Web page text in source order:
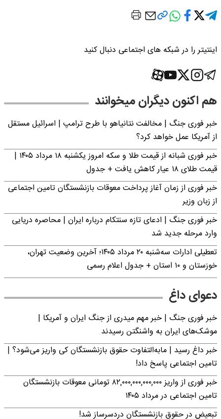
اینتیتر را در شبکه های اجتماعی دنبال کنید
هم اکنون دیگران میخوانند
خبر فوری جنگ | مخالفت نتانیاهو با طرح ترامپ | اسرائیل مستقل
از آمریکا عمل خواهد کرد؟
خبر فوری شبانه از قیمت طلا و سکه امروز یکشنبه ۱۸ مرداد ۱۴۰۵ |
قیمت طلای ۱۸ عیار کاهش یافت + جدول
خبر فوری از زمان آغاز پرداخت معوقات بازنشستگان تامین اجتماعی
از زبان وزیر
خبر فوری جنگ | ادعای تازه سنتکام درباره ایران | محاصره دریایی
وارد مرحله جدید شد
تعطیلی ادارات سه‌شنبه ۲۰ مرداد ۱۴۰۵؛ آخرین وضعیت تهران،
خوزستان و ۱۰ استان + جدول اعلام رسمی
دعوای داغ
خبر فوری جنگ | خبر مهم میدری از جنگ ایران و آمریکا |
موشک‌های ایران به واشنگتن رسیدند
خبر داغ رسید | مابه‌التفاوت حقوق بازنشستگان کی واریز می‌شود؟ |
تامین اجتماعی پاسخ داد!
خبر فوری از واریز ۸۲,۰۰۰,۰۰۰,۰۰۰,۰۰۰ تومانی معوقات بازنشستگان
تامین اجتماعی در مرداد ۱۴۰۵
تبعیض در حقوق بازنشستگان دردسرساز شد!